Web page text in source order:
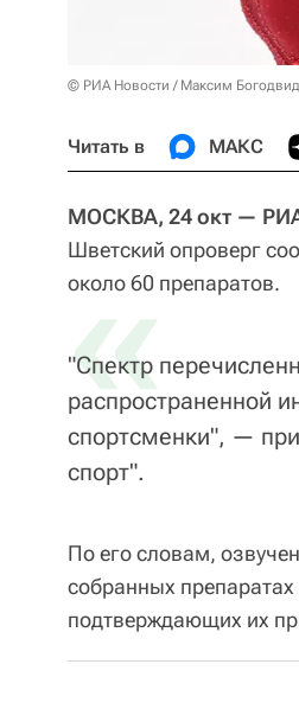
© РИА Новости / Максим Богодвид
Читать в МАКС
МОСКВА, 24 окт —
Шветский опроверг
около 60 препаратов.
«
"Спектр
распространенной
спортсменки", —
спорт".
По его словам,
собранных препаратах
подтверждающих их